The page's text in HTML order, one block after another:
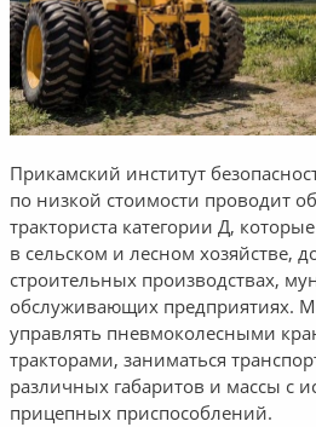
Прикамский институт
по низкой стоимости проводит
тракториста категории Д,
в сельском и лесном
строительных производствах,
обслуживающих предприятиях.
управлять пневмоколесными
тракторами, заниматься
различных габаритов и массы с
прицепных приспособлений.